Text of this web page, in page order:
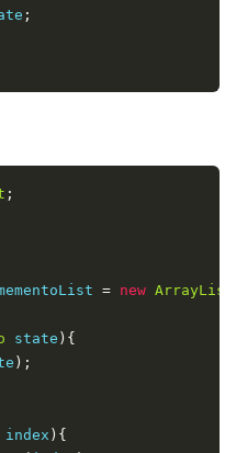
;
;
= new ArrayList
state ){
);
index ){